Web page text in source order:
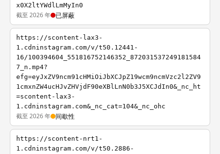
x0X2ltYWdlLmMyIn0
截至 2026 年 已屏蔽
https://scontent-lax3-
1.cdninstagram.com/v/t50.12441-
16/100394604_551816752146352_872031537249181584
7_n.mp4?
efg=eyJxZV9ncm91cHMiOiJbXCJpZ19wcm9ncmVzc2l2ZV9
1cmxnZW4ucHJvZHVjdF90eXBlLnN0b3J5XCJdIn0&_nc_ht
=scontent-lax3-
1.cdninstagram.com&_nc_cat=104&_nc_ohc
截至 2026 年 间歇性
https://scontent-nrt1-
1.cdninstagram.com/v/t50.2886-